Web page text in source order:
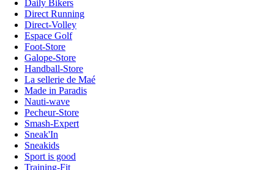
Daily Bikers
Direct Running
Direct-Volley
Espace Golf
Foot-Store
Galope-Store
Handball-Store
La sellerie de Maé
Made in Paradis
Nauti-wave
Pecheur-Store
Smash-Expert
Sneak'In
Sneakids
Sport is good
Training-Fit